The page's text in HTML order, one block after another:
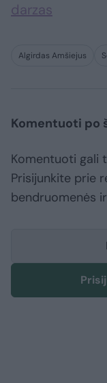
darzas
Algirdas Amšiejus
Komentuoti po
Komentuoti gali
Prisijunkite prie
bendruomenės